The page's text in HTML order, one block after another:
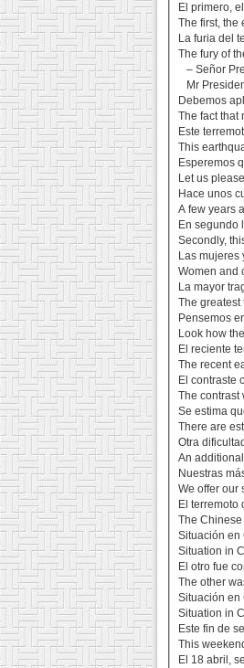
El primero,
The first, the
La furia del
The fury of
– Señor
Mr
Debemos
The fact that
Este
This
Esperemos
Let us
Hace unos
A few years
En segundo
Secondly,
Las mujeres
Women and
La mayor
The
Pensemos
Look how
El reciente
The recent
El contraste
The contrast
Se estima
There are
Otra
An
Nuestras
We offer our
El terremoto
The
Situación en
Situation in
El otro fue
The other
Situación en
Situation in
Este fin de
This
El 18 abril,